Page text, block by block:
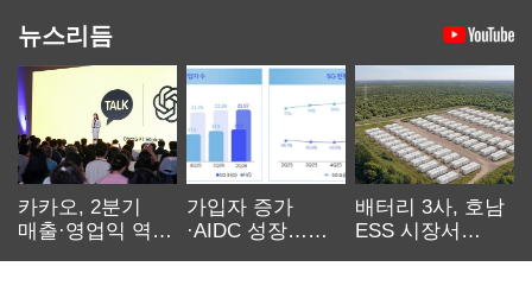
뉴스리듬
카카오, 2분기
매출·영업익 역대
가입자 증가
·AIDC 성장…
배터리 3사, 호남
ESS 시장서